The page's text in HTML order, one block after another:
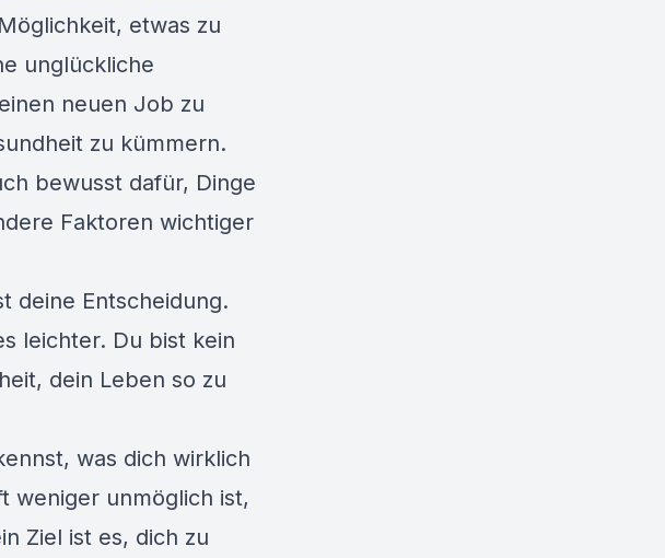
etwas zu
unglückliche
neuen Job zu
zu kümmern.
bewusst dafür, Dinge
Faktoren wichtiger
deine Entscheidung.
leichter. Du bist kein
dein Leben so zu
was dich wirklich
weniger unmöglich ist,
Ziel ist es, dich zu